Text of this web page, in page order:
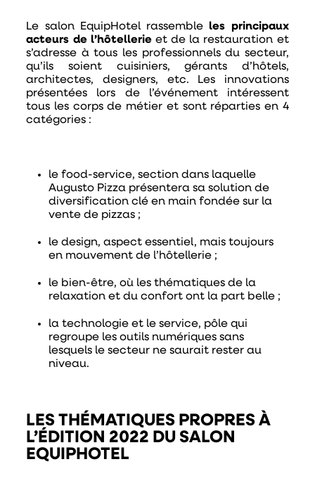
Le salon EquipHotel rassemble les principaux
acteurs de l’hôtellerieet de la restauration et
s’adresse à tous les professionnels du secteur,
qu’ils soient cuisiniers, gérants d’hôtels,
architectes, designers, etc. Les innovations
présentées lors de l’événement intéressent
tous les corps de métier et sont réparties en 4
catégories :
le food-service, section dans laquelle
Augusto Pizza présentera sa solution de
diversification clé en main fondée sur la
vente de pizzas ;
le design, aspect essentiel, mais toujours
en mouvement de l’hôtellerie ;
le bien-être, où les thématiques de la
relaxation et du confort ont la part belle ;
la technologie et le service, pôle qui
regroupe les outils numériques sans
lesquels le secteur ne saurait rester au
niveau.
LES THÉMATIQUES PROPRES À
L’ÉDITION 2022 DU SALON
EQUIPHOTEL